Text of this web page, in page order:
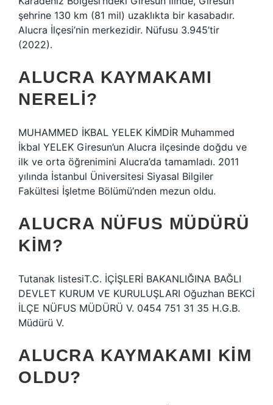
şehrine 130 km (81 mil) uzaklıkta bir kasabadır.
Alucra İlçesi’nin merkezidir. Nüfusu 3.945’tir
(2022).
ALUCRA KAYMAKAMI
NERELI?
MUHAMMED İKBAL YELEK KİMDİR Muhammed
İkbal YELEK Giresun’un Alucra ilçesinde doğdu ve
ilk ve orta öğrenimini Alucra’da tamamladı. 2011
yılında İstanbul Üniversitesi Siyasal Bilgiler
Fakültesi İşletme Bölümü’nden mezun oldu.
ALUCRA NÜFUS MÜDÜRÜ
KIM?
Tutanak listesiT.C. İÇİŞLERİ BAKANLIĞINA BAĞLI
DEVLET KURUM VE KURULUŞLARI Oğuzhan BEKCİ
İLÇE NÜFUS MÜDÜRÜ V. 0454 751 31 35 H.G.B.
Müdürü V.
ALUCRA KAYMAKAMI KIM
OLDU?